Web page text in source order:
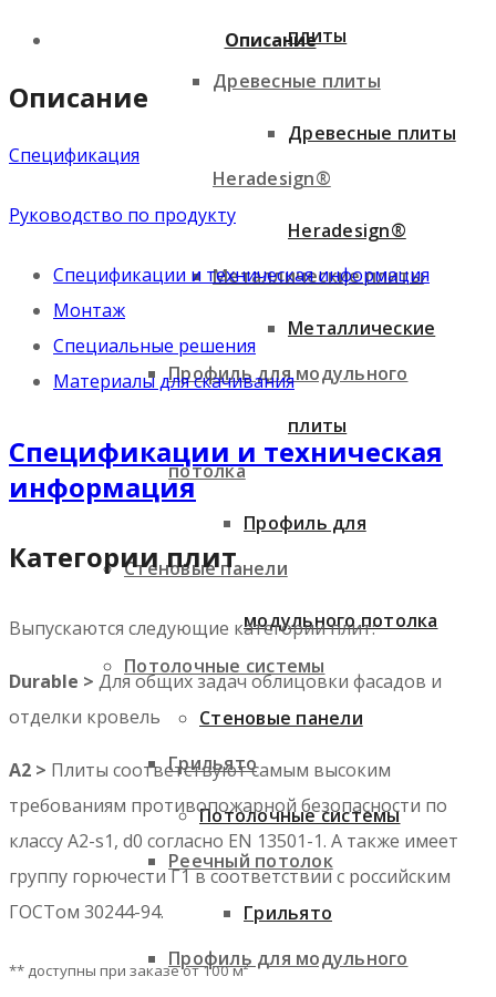
Древесные плиты
Heradesign®
Металлические плиты
Профиль для модульного
потолка
Стеновые панели
Потолочные системы
Грильято
Реечный потолок
Профиль для модульного
плиты
Древесные плиты
Heradesign®
Металлические
плиты
Профиль для
модульного потолка
Стеновые панели
Потолочные системы
Грильято
Описание
Описание
Спецификация
Руководство по продукту
Спецификации и техническая информация
Монтаж
Специальные решения
Материалы для скачивания
Спецификации и техническая
информация
Категории плит
Выпускаются следующие категории плит:
Durable > Для общих задач облицовки фасадов и
отделки кровель
A2 > Плиты соответствуют самым высоким
требованиям противопожарной безопасности по
классу A2-s1, d0 согласно EN 13501-1. А также имеет
группу горючести Г1 в соответствии с российским
ГОСТом 30244-94.
** доступны при заказе от 100 м²